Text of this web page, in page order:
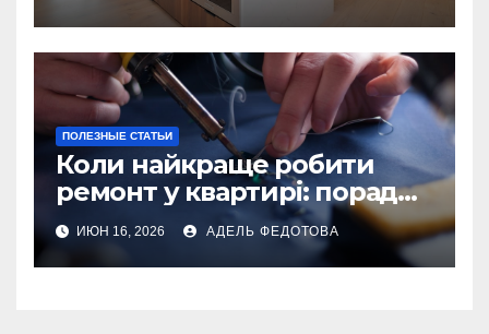
ПОЛЕЗНЫЕ СТАТЬИ
Коли найкраще робити
ремонт у квартирі: поради
та особливості 2026
ИЮН 16, 2026 АДЕЛЬ ФЕДОТОВА